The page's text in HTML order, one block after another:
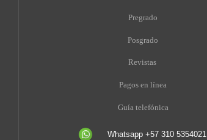
Pregrado
Posgrado
Revistas
Pagos en línea
Guía telefónica
Whatsapp +57 310 5354021